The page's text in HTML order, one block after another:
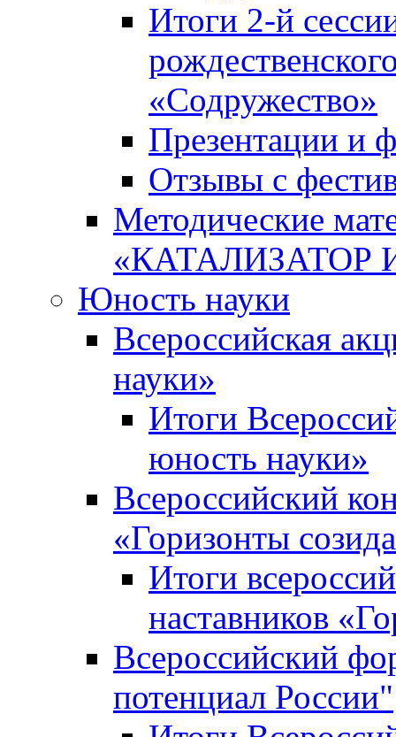
Итоги 2-й
«Содружество»
Презентации и
Отзывы с
Методические
«КАТАЛИЗАТОР
Юность науки
Всероссийская
науки»
Итоги
юность науки»
Всероссийский
«Горизонты
Итоги
наставников
Всероссийский
потенциал России"